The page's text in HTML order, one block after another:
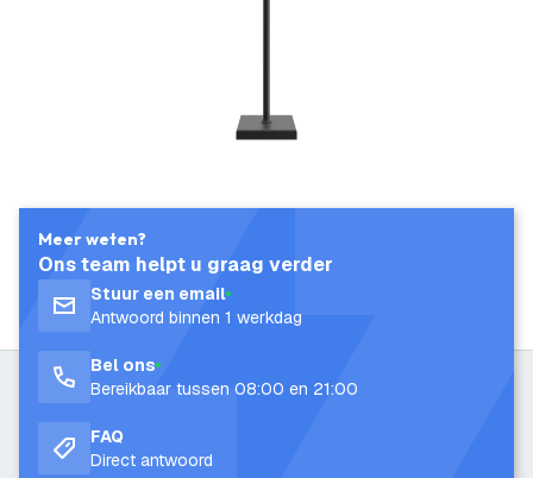
Meer weten?
Ons team helpt u graag verder
Stuur een email
Antwoord binnen 1 werkdag
Bel ons
Bereikbaar tussen 08:00 en 21:00
FAQ
Direct antwoord